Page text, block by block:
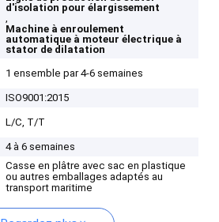
d'isolation pour élargissement
,
Machine à enroulement
automatique à moteur électrique à
stator de dilatation
1 ensemble par 4-6 semaines
ISO9001:2015
L/C, T/T
4 à 6 semaines
Casse en plâtre avec sac en plastique
ou autres emballages adaptés au
transport maritime